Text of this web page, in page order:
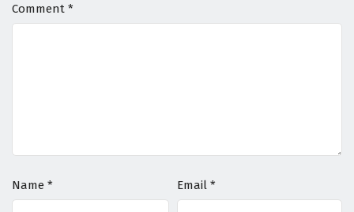
Comment *
Name * Email *